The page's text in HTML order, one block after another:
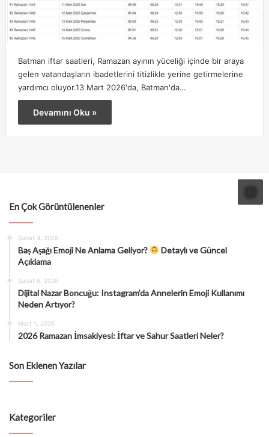
Batman iftar saatleri, Ramazan ayının yüceliği içinde bir araya
gelen vatandaşların ibadetlerini titizlikle yerine getirmelerine
yardımcı oluyor.13 Mart 2026'da, Batman'da…
Devamını Oku »
En Çok Görüntülenenler
Şubat 4, 2026
Baş Aşağı Emoji Ne Anlama Geliyor?
Detaylı ve Güncel
Açıklama
Şubat 6, 2026
Dijital Nazar Boncuğu: Instagram’da Annelerin Emoji Kullanımı
Neden Artıyor?
Mart 1, 2026
2026 Ramazan İmsakiyesi: İftar ve Sahur Saatleri Neler?
Son Eklenen Yazılar
Kategoriler